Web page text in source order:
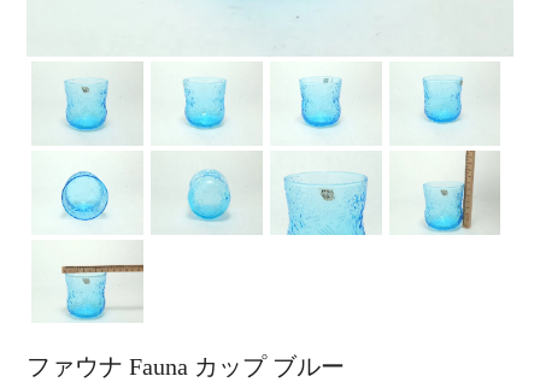
ファウナ Fauna カップ ブルー